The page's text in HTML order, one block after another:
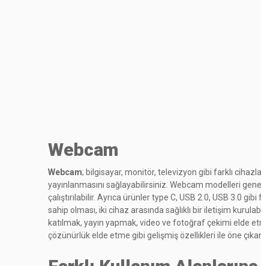
Webcam
Webcam; bilgisayar, monitör, televizyon gibi farklı
yayınlanmasını sağlayabilirsiniz. Webcam modelleri
çalıştırılabilir. Ayrıca ürünler type C, USB 2.0, USB 3.0
sahip olması, iki cihaz arasında sağlıklı bir iletişim
katılmak, yayın yapmak, video ve fotoğraf çekimi elde
çözünürlük elde etme gibi gelişmiş özellikleri ile öne